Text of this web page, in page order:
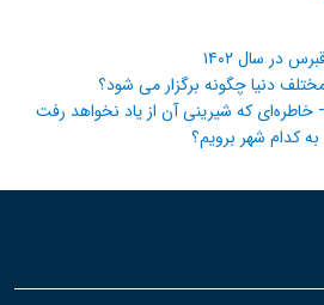
در سال ۱۴۰۲
دنیا چگونه برگزار می شود؟
خاطره‌ای که شیرینی آن از یاد نخواهد رفت
به کدام شهر برویم؟